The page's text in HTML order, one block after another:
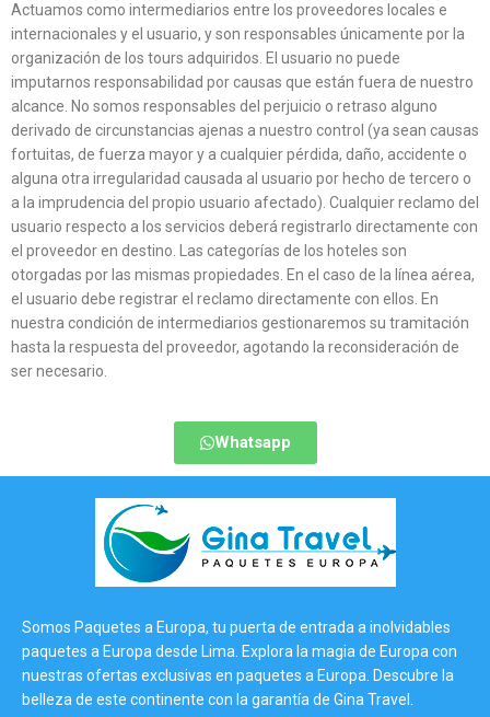
Actuamos como intermediarios entre los proveedores locales e
internacionales y el usuario, y son responsables únicamente por la
organización de los tours adquiridos. El usuario no puede
imputarnos responsabilidad por causas que están fuera de nuestro
alcance. No somos responsables del perjuicio o retraso alguno
derivado de circunstancias ajenas a nuestro control (ya sean causas
fortuitas, de fuerza mayor y a cualquier pérdida, daño, accidente o
alguna otra irregularidad causada al usuario por hecho de tercero o
a la imprudencia del propio usuario afectado). Cualquier reclamo del
usuario respecto a los servicios deberá registrarlo directamente con
el proveedor en destino. Las categorías de los hoteles son
otorgadas por las mismas propiedades. En el caso de la línea aérea,
el usuario debe registrar el reclamo directamente con ellos. En
nuestra condición de intermediarios gestionaremos su tramitación
hasta la respuesta del proveedor, agotando la reconsideración de
ser necesario.
Whatsapp
Somos Paquetes a Europa, tu puerta de entrada a inolvidables
paquetes a Europa desde Lima. Explora la magia de Europa con
nuestras ofertas exclusivas en paquetes a Europa. Descubre la
belleza de este continente con la garantía de Gina Travel.